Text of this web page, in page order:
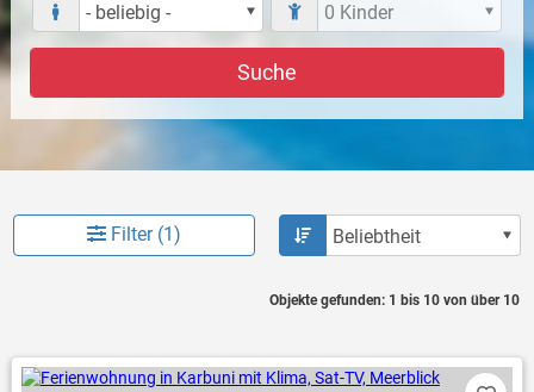
Suche
Filter (1)
Objekte gefunden: 1 bis 10 von über 10